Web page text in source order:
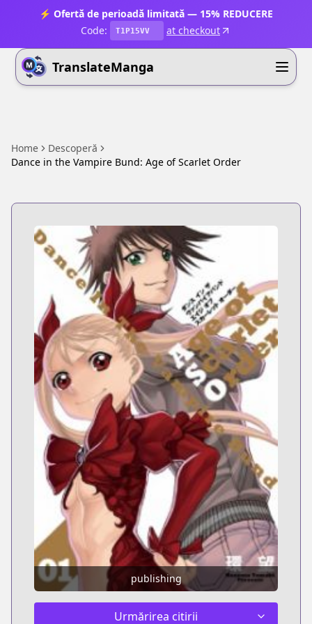
⚡ Ofertă de perioadă limitată — 15% REDUCERE
Code:
T1P15VV at checkout
TranslateManga
Home
Descoperă
Dance in the Vampire Bund: Age of Scarlet Order
publishing
Urmărirea citirii